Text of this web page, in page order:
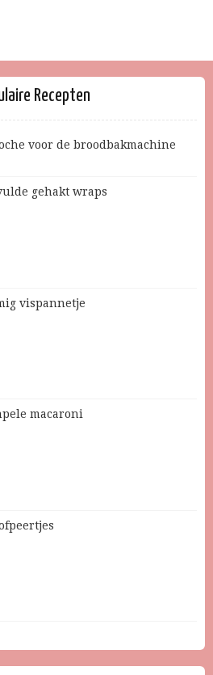
Recepten
voor de broodbakmachine
gehakt wraps
vispannetje
macaroni